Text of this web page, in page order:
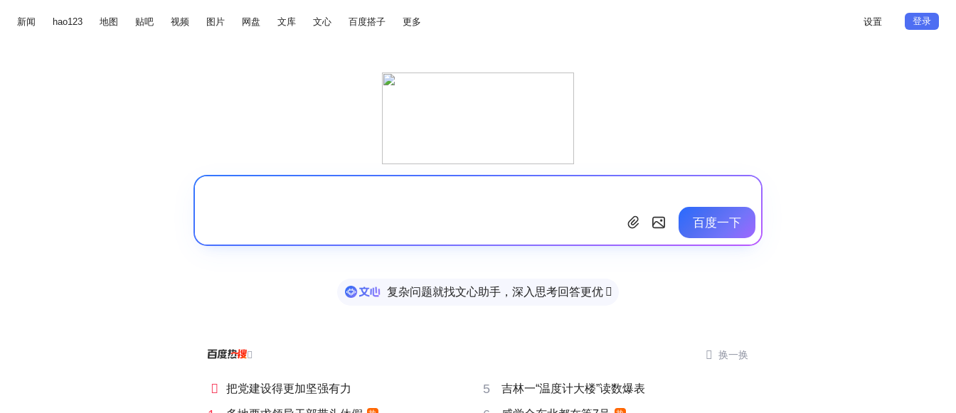
新闻 hao123 地图 贴吧 视频 图片 网盘 文库 文心 百度搭子 更多 设置 登录
百度一下
复杂问题就找文心助手，深入思考回答更优 
  换一换
 把党建设得更加坚强有力 5 吉林一“温度计大楼”读数爆表